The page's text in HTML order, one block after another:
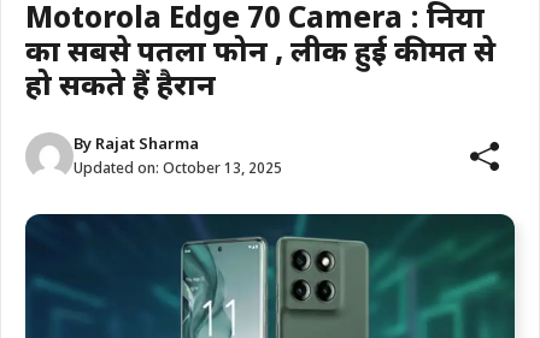
Motorola Edge 70 Camera : दुनिया
का सबसे पतला फोन , लीक हुई कीमत से
हो सकते हैं हैरान
By Rajat Sharma
Updated on: October 13, 2025